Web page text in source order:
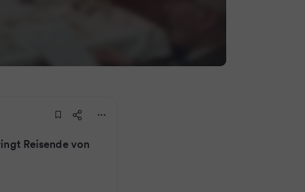
Reisende von